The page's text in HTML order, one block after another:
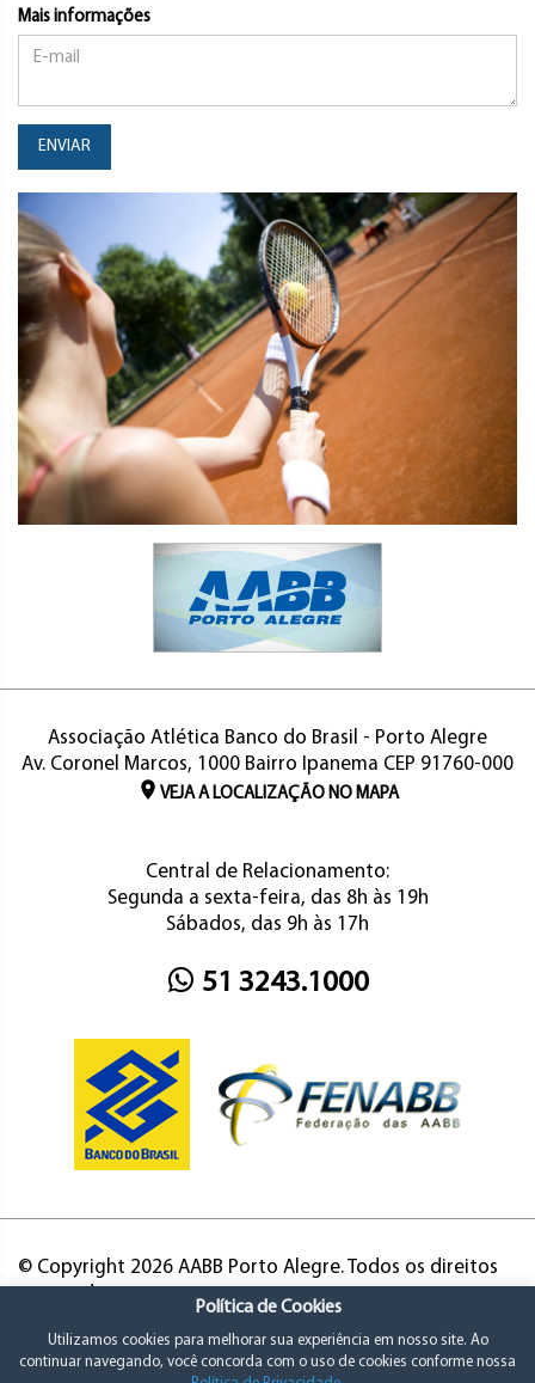
Mais informações
ENVIAR
Associação Atlética Banco do Brasil - Porto Alegre
Av. Coronel Marcos, 1000 Bairro Ipanema CEP 91760-000
VEJA A LOCALIZAÇÃO NO MAPA
Central de Relacionamento:
Segunda a sexta-feira, das 8h às 19h
Sábados, das 9h às 17h
51 3243.1000
© Copyright 2026 AABB Porto Alegre. Todos os direitos
Política de Cookies
Utilizamos cookies para melhorar sua experiência em nosso site. Ao
continuar navegando, você concorda com o uso de cookies conforme nossa